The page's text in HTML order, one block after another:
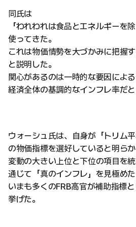
同氏は
「われわれは食品とエネルギーを
使ってきた。
これは物価情勢を大づかみに把握
と説明した。
関心があるのは一時的な要因によ
経済全体の基調的なインフレ率だと
ウォーシュ氏は、自身が「トリム平
の物価指標を選好していると明らか
変動の大きい上位と下位の項目を
通じて「真のインフレ」を見極めた
いまも多くのFRB高官が補助指標
挙げた。